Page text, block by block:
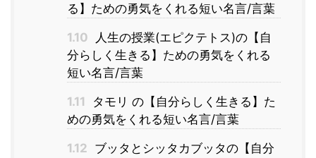
る】ための勇気をくれる短い名言/言葉
1.10
人生の授業(エピクテトス)の【自
分らしく生きる】ための勇気をくれる
短い名言/言葉
1.11
タモリ の【自分らしく生きる】た
めの勇気をくれる短い名言/言葉
1.12 ブッタとシッタカブッタの【自分